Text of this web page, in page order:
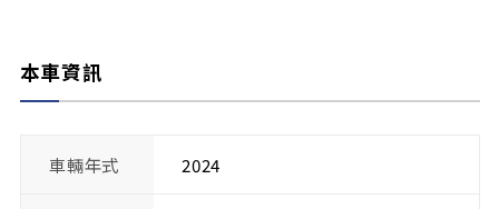
本車資訊
車輛年式 2024